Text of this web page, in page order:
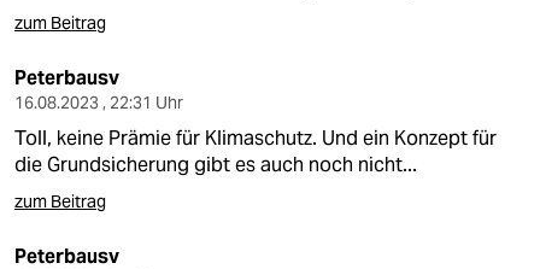
zum Beitrag
Peterbausv
16.08.2023 , 22:31 Uhr
Toll, keine Prämie für Klimaschutz. Und ein Konzept für
die Grundsicherung gibt es auch noch nicht...
zum Beitrag
Peterbausv